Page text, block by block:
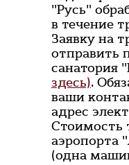
"Русь"
в течение
Заявку на
отправить
санатория
здесь).
ваши
адрес
Стоимость
аэропорта
(одна